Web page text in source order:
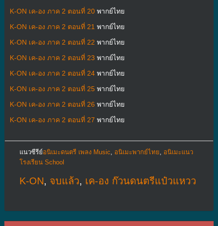
K-ON เค-อง ภาค 2 ตอนที่ 20พากย์ไทย
K-ON เค-อง ภาค 2 ตอนที่ 21 พากย์ไทย
K-ON เค-อง ภาค 2 ตอนที่ 22 พากย์ไทย
K-ON เค-อง ภาค 2 ตอนที่ 23 พากย์ไทย
K-ON เค-อง ภาค 2 ตอนที่ 24พากย์ไทย
K-ON เค-อง ภาค 2 ตอนที่ 25พากย์ไทย
K-ON เค-อง ภาค 2 ตอนที่ 26 พากย์ไทย
K-ON เค-อง ภาค 2 ตอนที่ 27 พากย์ไทย
แนวซีรีย์อนิเมะดนตรี เพลง Music อนิเมะพากย์ไทย
อนิเมะแนว
โรงเรียน School
K-ON, จบแล้ว, เค-อง ก๊วนดนตรีแป๋วแหวว